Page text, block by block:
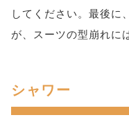
してください。最後に
が、スーツの型崩れに
シャワー